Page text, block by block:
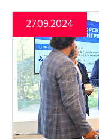
27.09.2024